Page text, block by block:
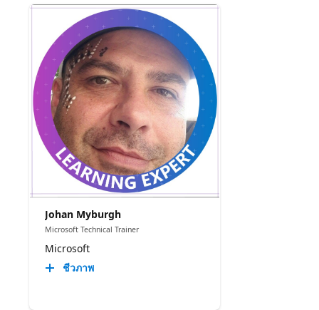
Johan Myburgh
Microsoft Technical Trainer
Microsoft
ชีวภาพ